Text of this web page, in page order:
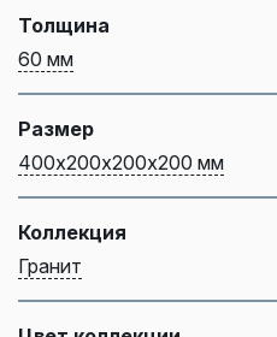
Толщина
60 мм
Размер
400х200х200х200 мм
Коллекция
Гранит